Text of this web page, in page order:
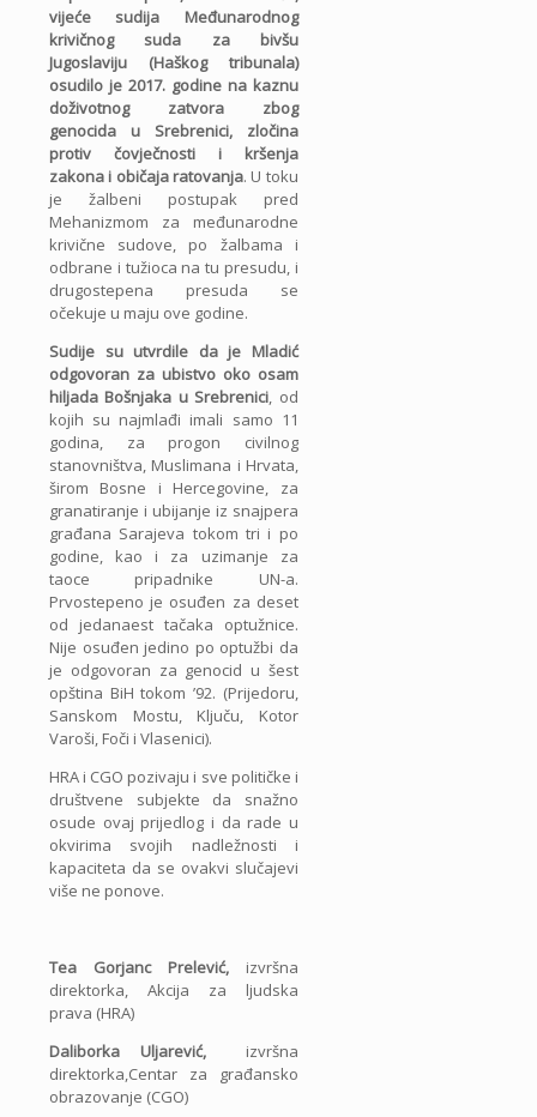
vijeće sudija Međunarodnog
krivičnog suda za bivšu
Jugoslaviju (Haškog tribunala)
osudilo je 2017. godine na kaznu
doživotnog zatvora zbog
genocida u Srebrenici, zločina
protiv čovječnosti i kršenja
zakona i običaja ratovanja. U toku
je žalbeni postupak pred
Mehanizmom za međunarodne
krivične sudove, po žalbama i
odbrane i tužioca na tu presudu, i
drugostepena presuda se
očekuje u maju ove godine.
Sudije su utvrdile da je Mladić
odgovoran za ubistvo oko osam
hiljada Bošnjaka u Srebrenici, od
kojih su najmlađi imali samo 11
godina, za progon civilnog
stanovništva, Muslimana i Hrvata,
širom Bosne i Hercegovine, za
granatiranje i ubijanje iz snajpera
građana Sarajeva tokom tri i po
godine, kao i za uzimanje za
taoce pripadnike UN-a.
Prvostepeno je osuđen za deset
od jedanaest tačaka optužnice.
Nije osuđen jedino po optužbi da
je odgovoran za genocid u šest
opština BiH tokom ’92. (Prijedoru,
Sanskom Mostu, Ključu, Kotor
Varoši, Foči i Vlasenici).
HRA i CGO pozivaju i sve političke i
društvene subjekte da snažno
osude ovaj prijedlog i da rade u
okvirima svojih nadležnosti i
kapaciteta da se ovakvi slučajevi
više ne ponove.
Tea Gorjanc Prelević, izvršna
direktorka, Akcija za ljudska
prava (HRA)
Daliborka Uljarević,
izvršna
direktorka,Centar za građansko
obrazovanje (CGO)